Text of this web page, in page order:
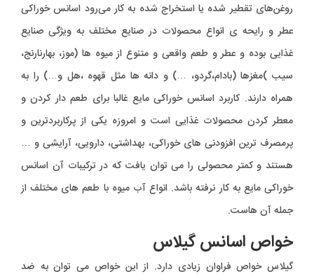
روغن‌های تقطیر شده یا استخراج شده به کار می‌رود اسانس خوراکی
عطر و رایحه ی انواع محصولات در صنایع مختلف به ویژگی صنایع
غذایی بوده و عطر و طعم واقعی و متنوع از میوه ها (موز، بهارنارنج،
سیب )مغزها (بادام،گردو، …) و دانه ها مثل قهوه ،هل و…) را به
همراه دارند. کاربرد اسانس خوراکی مایع غالبا برای طعم دار کردن و
معطر کردن محصولات غذایی است و امروزه یکی از پرکاربردترین و
پرمصرف ترین افزودنی های خوراکی، بهداشتی، دارویی، آرایشی و …
هستند و کمتر محصولی را می توان یافت که در ترکیبات آن اسانس
خوراکی مایع به کار نرفته باشد. انواع آب میوه با طعم های مختلف از
جمله آن هاست.
خواص اسانس گیلاس
گیلاس خواص فراوان زیادی دارد. از این خواص می توان به ضد